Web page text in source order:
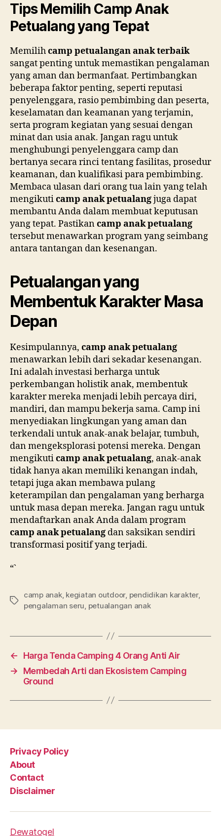
Tips Memilih Camp Anak
Petualang yang Tepat
Memilihcamp petualangan anak terbaik
sangat penting untuk memastikan pengalaman
yang aman dan bermanfaat. Pertimbangkan
beberapa faktor penting, seperti reputasi
penyelenggara, rasio pembimbing dan peserta,
keselamatan dan keamanan yang terjamin,
serta program kegiatan yang sesuai dengan
minat dan usia anak. Jangan ragu untuk
menghubungi penyelenggara camp dan
bertanya secara rinci tentang fasilitas, prosedur
keamanan, dan kualifikasi para pembimbing.
Membaca ulasan dari orang tua lain yang telah
mengikuticamp anak petualangjuga dapat
membantu Anda dalam membuat keputusan
yang tepat. Pastikancamp anak petualang
tersebut menawarkan program yang seimbang
antara tantangan dan kesenangan.
Petualangan yang
Membentuk Karakter Masa
Depan
Kesimpulannya, camp anak petualang
menawarkan lebih dari sekadar kesenangan.
Ini adalah investasi berharga untuk
perkembangan holistik anak, membentuk
karakter mereka menjadi lebih percaya diri,
mandiri, dan mampu bekerja sama. Camp ini
menyediakan lingkungan yang aman dan
terkendali untuk anak-anak belajar, tumbuh,
dan mengeksplorasi potensi mereka. Dengan
mengikuticamp anak petualang, anak-anak
tidak hanya akan memiliki kenangan indah,
tetapi juga akan membawa pulang
keterampilan dan pengalaman yang berharga
untuk masa depan mereka. Jangan ragu untuk
mendaftarkan anak Anda dalam program
camp anak petualang dan saksikan sendiri
transformasi positif yang terjadi.
“`
Tags
camp anak, kegiatan outdoor, pendidikan karakter,
pengalaman seru, petualangan anak
←
Harga Tenda Camping 4 Orang Anti Air
→
Membedah Arti dan Ekosistem Camping
Ground
Privacy Policy
About
Contact
Disclaimer
Dewatogel